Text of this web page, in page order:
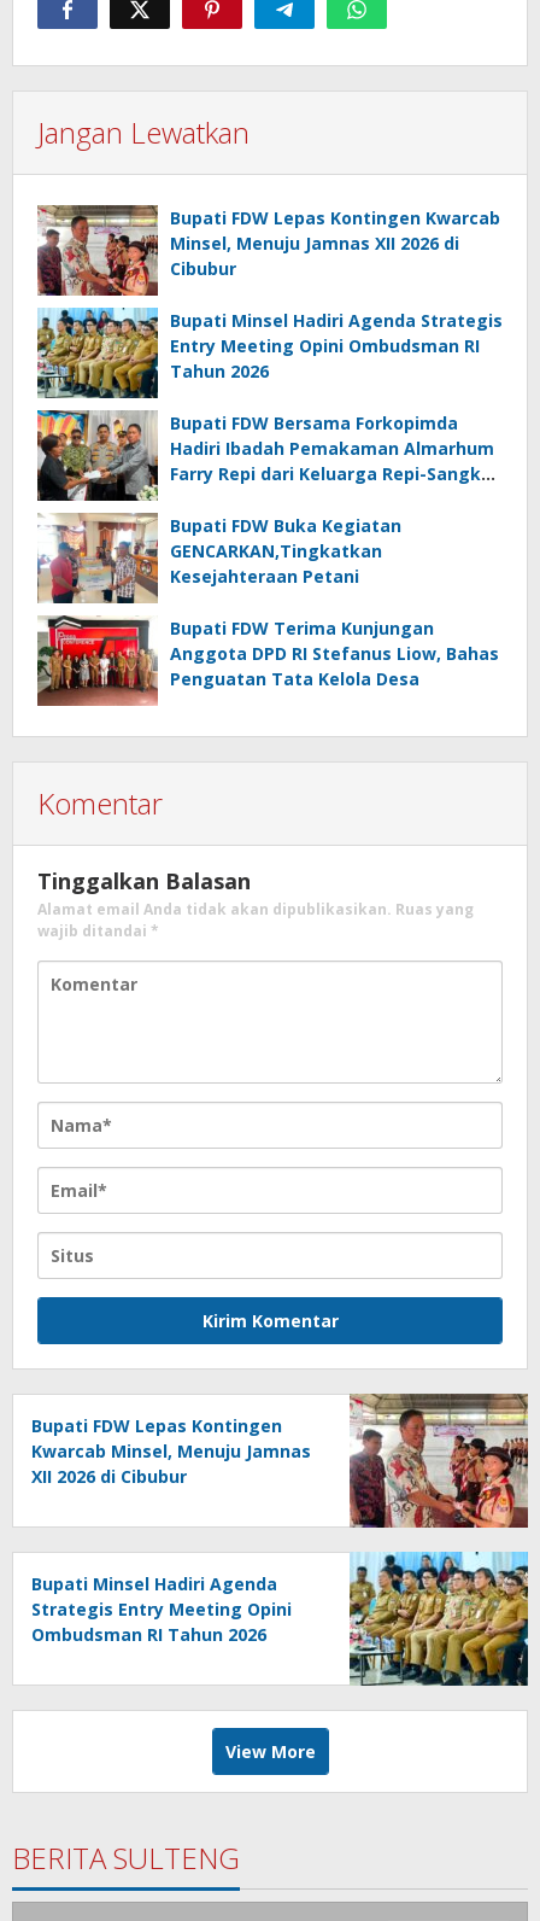
Jangan Lewatkan
Bupati FDW Lepas Kontingen Kwarcab
Minsel, Menuju Jamnas XII 2026 di
Cibubur
Bupati Minsel Hadiri Agenda Strategis
Entry Meeting Opini Ombudsman RI
Tahun 2026
Bupati FDW Bersama Forkopimda
Hadiri Ibadah Pemakaman Almarhum
Farry Repi dari Keluarga Repi-Sangkoy
Bupati FDW Buka Kegiatan
GENCARKAN,Tingkatkan
Kesejahteraan Petani
Bupati FDW Terima Kunjungan
Anggota DPD RI Stefanus Liow, Bahas
Penguatan Tata Kelola Desa
Komentar
Tinggalkan Balasan
Alamat email Anda tidak akan dipublikasikan. Ruas yang
wajib ditandai *
Bupati FDW Lepas Kontingen
Kwarcab Minsel, Menuju Jamnas
XII 2026 di Cibubur
Bupati Minsel Hadiri Agenda
Strategis Entry Meeting Opini
Ombudsman RI Tahun 2026
View More
BERITA SULTENG